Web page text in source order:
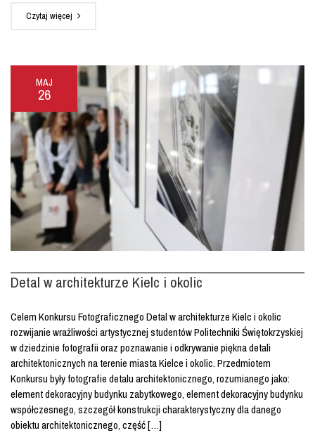
Czytaj więcej
MAJ
26
Detal w architekturze Kielc i okolic
Celem Konkursu Fotograficznego Detal w architekturze Kielc i okolic
rozwijanie wrażliwości artystycznej studentów Politechniki Świętokrzyskiej
w dziedzinie fotografii oraz poznawanie i odkrywanie piękna detali
architektonicznych na terenie miasta Kielce i okolic. Przedmiotem
Konkursu były fotografie detalu architektonicznego, rozumianego jako:
element dekoracyjny budynku zabytkowego, element dekoracyjny budynku
współczesnego, szczegół konstrukcji charakterystyczny dla danego
obiektu architektonicznego, część […]